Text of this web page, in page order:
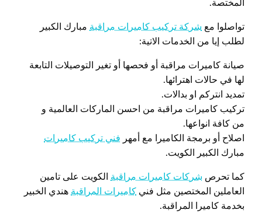
المختصة.
تواصلوا مع شركة تركيب كاميرات مراقبة مبارك الكبير
لطلب إيا من الخدمات الاتية:
صيانة كاميرات مراقبة أو فحصها أو تغير التوصيلات التابعة
لها في حالات اهترائها.
تمديد انتركم او بدالات.
تركيب كاميرات مراقبة من احسن الماركات العالمية و
من كافة انواعها.
اصلاح أو برمجة الكاميرا مع أمهر فني تركيب كاميرات
مبارك الكبير الكويت.
كما تحرص شركات كاميرات مراقبة الكويت على تامين
العاملين المختصين مثل فني كاميرات المراقبة هندي الخبير
بخدمة كاميرا المراقبة.